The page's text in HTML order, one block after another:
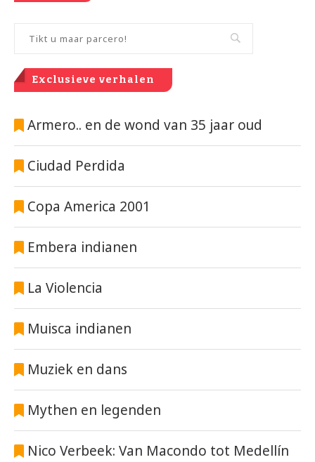
Exclusieve verhalen
Armero.. en de wond van 35 jaar oud
Ciudad Perdida
Copa America 2001
Embera indianen
La Violencia
Muisca indianen
Muziek en dans
Mythen en legenden
Nico Verbeek: Van Macondo tot Medellín